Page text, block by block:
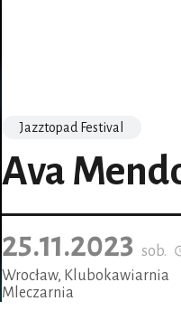
Jazztopad Festival
Ava
25.11.2023 sob.
Wrocław, Klubokawiarnia
Mleczarnia